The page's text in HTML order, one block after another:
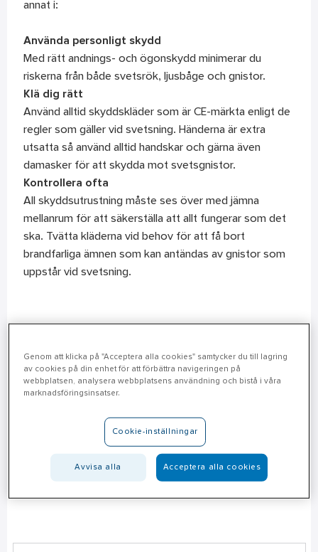
annat i:
Använda personligt skydd
Med rätt andnings- och ögonskydd minimerar du
riskerna från både svetsrök, ljusbåge och gnistor.
Klä dig rätt
Använd alltid skyddskläder som är CE-märkta enligt de
regler som gäller vid svetsning. Händerna är extra
utsatta så använd alltid handskar och gärna även
damasker för att skydda mot svetsgnistor.
Kontrollera ofta
All skyddsutrustning måste ses över med jämna
mellanrum för att säkerställa att allt fungerar som det
ska. Tvätta kläderna vid behov för att få bort
brandfarliga ämnen som kan antändas av gnistor som
uppstår vid svetsning.
Genom att klicka på "Acceptera alla cookies" samtycker du till lagring
av cookies på din enhet för att förbättra navigeringen på
webbplatsen, analysera webbplatsens användning och bistå i våra
marknadsföringsinsatser.
Cookie-inställningar
Avvisa alla Acceptera alla cookies